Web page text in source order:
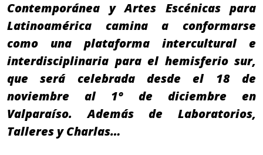
Contemporánea y Artes Escénicas para
Latinoamérica camina a conformarse
como una plataforma intercultural e
interdisciplinaria para el hemisferio sur,
que será celebrada desde el 18 de
noviembre al 1º de diciembre en
Valparaíso. Además de Laboratorios,
Talleres y Charlas…